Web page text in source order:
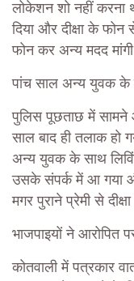
लोकेशन शो नहीं करना
दिया और दीक्षा के
फोन कर अन्य मदद
पांच साल अन्य युवक के
पुलिस पूछताछ में सामने
साल बाद ही तलाक हो
अन्य युवक के साथ
उसके संपर्क में आ गया
मगर पुराने प्रेमी से
भाजपाइयों ने आरोपित
कोतवाली में पत्रकार